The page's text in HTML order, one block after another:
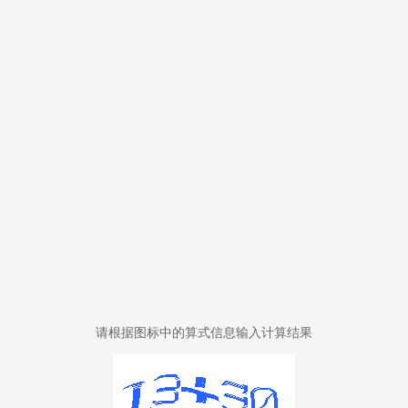
请根据图标中的算式信息输入计算结果